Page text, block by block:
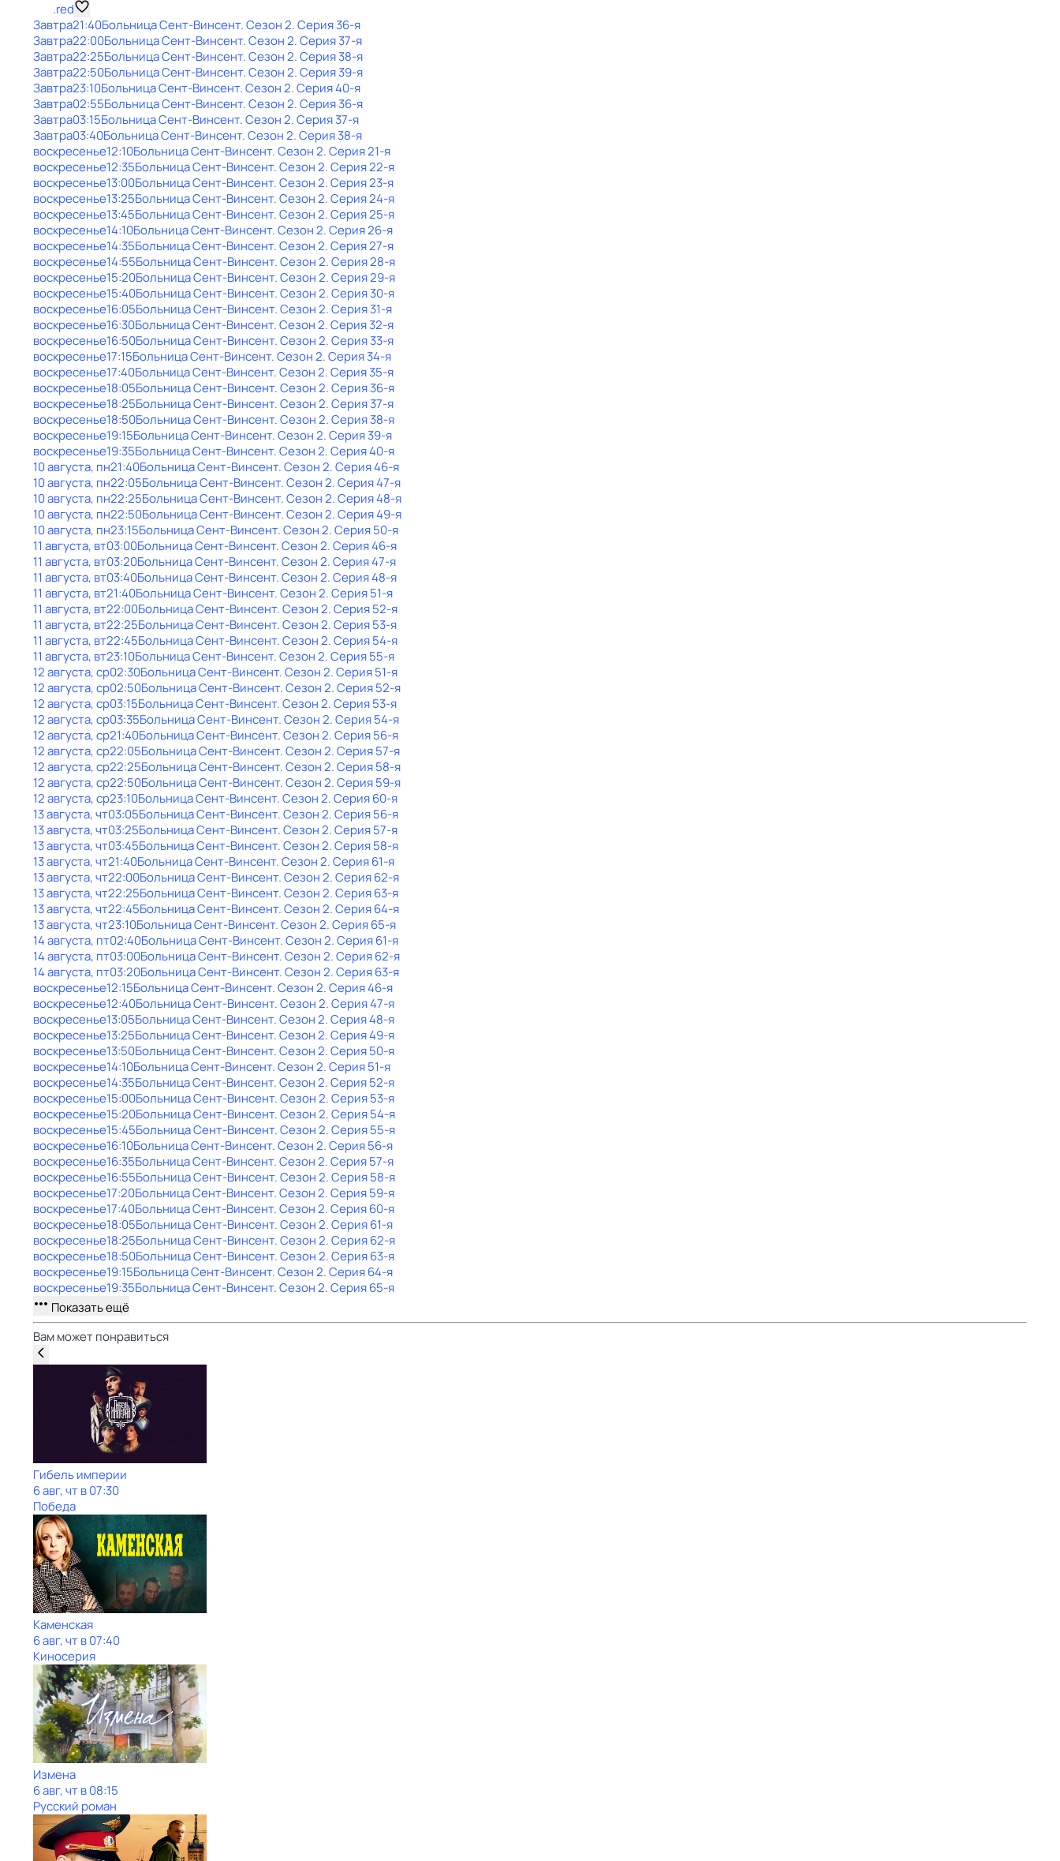
.red
Завтра21:40Больница Сент-Винсент. Сезон 2. Серия 36-я
Завтра22:00Больница Сент-Винсент. Сезон 2. Серия 37-я
Завтра22:25Больница Сент-Винсент. Сезон 2. Серия 38-я
Завтра22:50Больница Сент-Винсент. Сезон 2. Серия 39-я
Завтра23:10Больница Сент-Винсент. Сезон 2. Серия 40-я
Завтра02:55Больница Сент-Винсент. Сезон 2. Серия 36-я
Завтра03:15Больница Сент-Винсент. Сезон 2. Серия 37-я
Завтра03:40Больница Сент-Винсент. Сезон 2. Серия 38-я
воскресенье12:10Больница Сент-Винсент. Сезон 2. Серия 21-я
воскресенье12:35Больница Сент-Винсент. Сезон 2. Серия 22-я
воскресенье13:00Больница Сент-Винсент. Сезон 2. Серия 23-я
воскресенье13:25Больница Сент-Винсент. Сезон 2. Серия 24-я
воскресенье13:45Больница Сент-Винсент. Сезон 2. Серия 25-я
воскресенье14:10Больница Сент-Винсент. Сезон 2. Серия 26-я
воскресенье14:35Больница Сент-Винсент. Сезон 2. Серия 27-я
воскресенье14:55Больница Сент-Винсент. Сезон 2. Серия 28-я
воскресенье15:20Больница Сент-Винсент. Сезон 2. Серия 29-я
воскресенье15:40Больница Сент-Винсент. Сезон 2. Серия 30-я
воскресенье16:05Больница Сент-Винсент. Сезон 2. Серия 31-я
воскресенье16:30Больница Сент-Винсент. Сезон 2. Серия 32-я
воскресенье16:50Больница Сент-Винсент. Сезон 2. Серия 33-я
воскресенье17:15Больница Сент-Винсент. Сезон 2. Серия 34-я
воскресенье17:40Больница Сент-Винсент. Сезон 2. Серия 35-я
воскресенье18:05Больница Сент-Винсент. Сезон 2. Серия 36-я
воскресенье18:25Больница Сент-Винсент. Сезон 2. Серия 37-я
воскресенье18:50Больница Сент-Винсент. Сезон 2. Серия 38-я
воскресенье19:15Больница Сент-Винсент. Сезон 2. Серия 39-я
воскресенье19:35Больница Сент-Винсент. Сезон 2. Серия 40-я
10 августа, пн21:40Больница Сент-Винсент. Сезон 2. Серия 46-я
10 августа, пн22:05Больница Сент-Винсент. Сезон 2. Серия 47-я
10 августа, пн22:25Больница Сент-Винсент. Сезон 2. Серия 48-я
10 августа, пн22:50Больница Сент-Винсент. Сезон 2. Серия 49-я
10 августа, пн23:15Больница Сент-Винсент. Сезон 2. Серия 50-я
11 августа, вт03:00Больница Сент-Винсент. Сезон 2. Серия 46-я
11 августа, вт03:20Больница Сент-Винсент. Сезон 2. Серия 47-я
11 августа, вт03:40Больница Сент-Винсент. Сезон 2. Серия 48-я
11 августа, вт21:40Больница Сент-Винсент. Сезон 2. Серия 51-я
11 августа, вт22:00Больница Сент-Винсент. Сезон 2. Серия 52-я
11 августа, вт22:25Больница Сент-Винсент. Сезон 2. Серия 53-я
11 августа, вт22:45Больница Сент-Винсент. Сезон 2. Серия 54-я
11 августа, вт23:10Больница Сент-Винсент. Сезон 2. Серия 55-я
12 августа, ср02:30Больница Сент-Винсент. Сезон 2. Серия 51-я
12 августа, ср02:50Больница Сент-Винсент. Сезон 2. Серия 52-я
12 августа, ср03:15Больница Сент-Винсент. Сезон 2. Серия 53-я
12 августа, ср03:35Больница Сент-Винсент. Сезон 2. Серия 54-я
12 августа, ср21:40Больница Сент-Винсент. Сезон 2. Серия 56-я
12 августа, ср22:05Больница Сент-Винсент. Сезон 2. Серия 57-я
12 августа, ср22:25Больница Сент-Винсент. Сезон 2. Серия 58-я
12 августа, ср22:50Больница Сент-Винсент. Сезон 2. Серия 59-я
12 августа, ср23:10Больница Сент-Винсент. Сезон 2. Серия 60-я
13 августа, чт03:05Больница Сент-Винсент. Сезон 2. Серия 56-я
13 августа, чт03:25Больница Сент-Винсент. Сезон 2. Серия 57-я
13 августа, чт03:45Больница Сент-Винсент. Сезон 2. Серия 58-я
13 августа, чт21:40Больница Сент-Винсент. Сезон 2. Серия 61-я
13 августа, чт22:00Больница Сент-Винсент. Сезон 2. Серия 62-я
13 августа, чт22:25Больница Сент-Винсент. Сезон 2. Серия 63-я
13 августа, чт22:45Больница Сент-Винсент. Сезон 2. Серия 64-я
13 августа, чт23:10Больница Сент-Винсент. Сезон 2. Серия 65-я
14 августа, пт02:40Больница Сент-Винсент. Сезон 2. Серия 61-я
14 августа, пт03:00Больница Сент-Винсент. Сезон 2. Серия 62-я
14 августа, пт03:20Больница Сент-Винсент. Сезон 2. Серия 63-я
воскресенье12:15Больница Сент-Винсент. Сезон 2. Серия 46-я
воскресенье12:40Больница Сент-Винсент. Сезон 2. Серия 47-я
воскресенье13:05Больница Сент-Винсент. Сезон 2. Серия 48-я
воскресенье13:25Больница Сент-Винсент. Сезон 2. Серия 49-я
воскресенье13:50Больница Сент-Винсент. Сезон 2. Серия 50-я
воскресенье14:10Больница Сент-Винсент. Сезон 2. Серия 51-я
воскресенье14:35Больница Сент-Винсент. Сезон 2. Серия 52-я
воскресенье15:00Больница Сент-Винсент. Сезон 2. Серия 53-я
воскресенье15:20Больница Сент-Винсент. Сезон 2. Серия 54-я
воскресенье15:45Больница Сент-Винсент. Сезон 2. Серия 55-я
воскресенье16:10Больница Сент-Винсент. Сезон 2. Серия 56-я
воскресенье16:35Больница Сент-Винсент. Сезон 2. Серия 57-я
воскресенье16:55Больница Сент-Винсент. Сезон 2. Серия 58-я
воскресенье17:20Больница Сент-Винсент. Сезон 2. Серия 59-я
воскресенье17:40Больница Сент-Винсент. Сезон 2. Серия 60-я
воскресенье18:05Больница Сент-Винсент. Сезон 2. Серия 61-я
воскресенье18:25Больница Сент-Винсент. Сезон 2. Серия 62-я
воскресенье18:50Больница Сент-Винсент. Сезон 2. Серия 63-я
воскресенье19:15Больница Сент-Винсент. Сезон 2. Серия 64-я
воскресенье19:35Больница Сент-Винсент. Сезон 2. Серия 65-я
Показать ещё
Вам может понравиться
Гибель империи
6 авг, чт в 07:30
Победа
Каменская
6 авг, чт в 07:40
Киносерия
Измена
6 авг, чт в 08:15
Русский роман